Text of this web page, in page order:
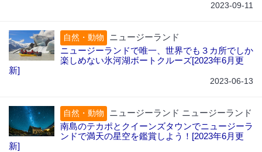
2023-09-11
自然・動物
ニュージーランド
ニュージーランドで唯一、世界でも３カ所でしか
楽しめない氷河湖ボートクルーズ[2023年6月更
新]
2023-06-13
自然・動物
ニュージーランド ニュージーランド
南島のテカポとクイーンズタウンでニュージーラ
ンドで満天の星空を鑑賞しよう！[2023年6月更
新]